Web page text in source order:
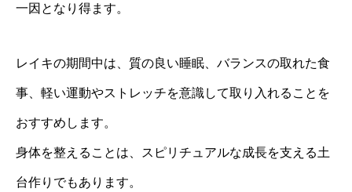
一因となり得ます。
レイキの期間中は、質の良い睡眠、バランスの取れた食
事、軽い運動やストレッチを意識して取り入れることを
おすすめします。
身体を整えることは、スピリチュアルな成長を支える土
台作りでもあります。